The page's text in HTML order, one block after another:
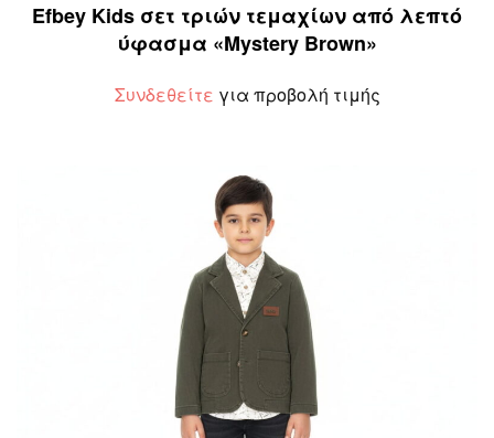
Efbey Kids σετ τριών τεμαχίων από λεπτό
ύφασμα «Mystery Brown»
Συνδεθείτε για προβολή τιμής